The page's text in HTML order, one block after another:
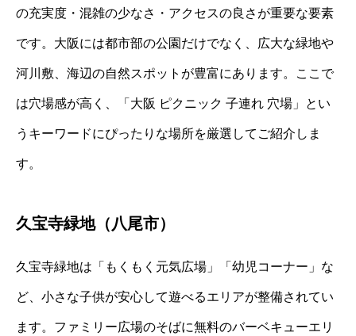
の充実度・混雑の少なさ・アクセスの良さが重要な要素
です。大阪には都市部の公園だけでなく、広大な緑地や
河川敷、海辺の自然スポットが豊富にあります。ここで
は穴場感が高く、「大阪 ピクニック 子連れ 穴場」とい
うキーワードにぴったりな場所を厳選してご紹介しま
す。
久宝寺緑地（八尾市）
久宝寺緑地は「もくもく元気広場」「幼児コーナー」な
ど、小さな子供が安心して遊べるエリアが整備されてい
ます。ファミリー広場のそばに無料のバーベキューエリ